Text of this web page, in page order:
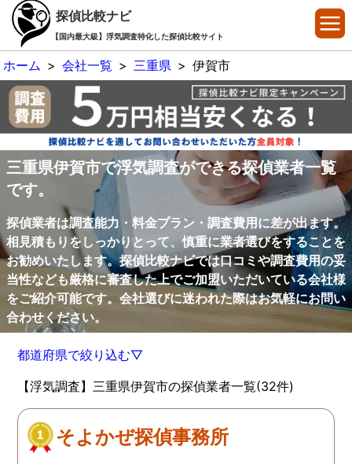
探偵比較ナビ
【国内最大級】浮気調査特化した探偵比較サイト
ホーム > 会社一覧 > 三重県 > 伊賀市
三重県伊賀市で浮気調査ができる探偵業者一覧
です。
探偵業者は調査能力・料金プラン・調査費用に差が出ます。
相見積もりをしっかりとって、慎重に業者選びをすることを
お勧めいたします。探偵比較ナビでは口コミや調査費用の妥
当性なども厳格に審査した上でご加盟いただいている会社様
をご紹介可能です。会社選びに迷われた際はお気軽にお問い
合わせください。
都道府県で絞り込む▽
【浮気調査】三重県伊賀市の探偵業者一覧(32件)
そよかぜ探偵事務所